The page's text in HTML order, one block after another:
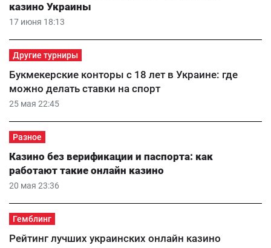
17 июня 18:13
казино Украины
Другие турниры
25 мая 22:45
Букмекерские конторы с 18 лет в Украине: где
можно делать ставки на спорт
Разное
20 мая 23:36
Казино без верификации и паспорта: как
работают такие онлайн казино
Гемблинг
Рейтинг лучших украинских онлайн казино